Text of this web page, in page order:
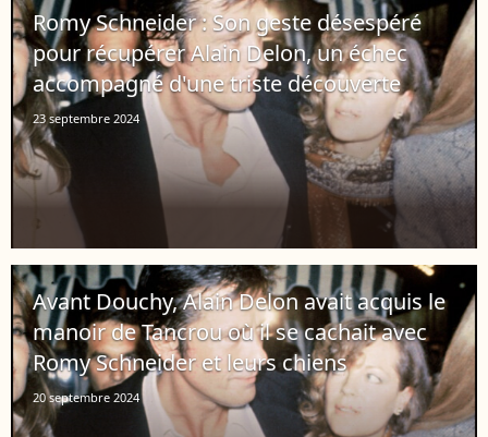
Romy Schneider : Son geste désespéré
pour récupérer Alain Delon, un échec
accompagné d'une triste découverte
23 septembre 2024
Avant Douchy, Alain Delon avait acquis le
manoir de Tancrou où il se cachait avec
Romy Schneider et leurs chiens
20 septembre 2024